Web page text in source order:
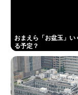
Powered by
おまえら「お盆玉」い
る予定？